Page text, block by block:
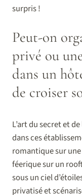
surpris !
Peut-on
privé ou
dans un
de croiser
L’art du secret et
dans ces
romantique sur
féerique sur un
sous un ciel
privatisé et